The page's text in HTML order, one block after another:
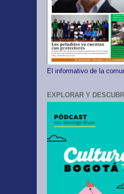
El informativo de la
EXPLORAR Y